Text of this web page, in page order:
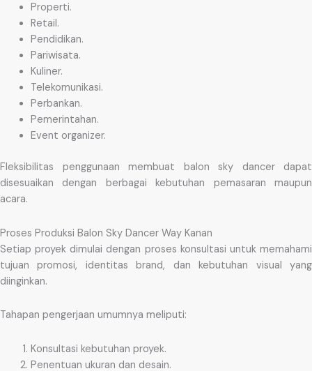
Properti.
Retail.
Pendidikan.
Pariwisata.
Kuliner.
Telekomunikasi.
Perbankan.
Pemerintahan.
Event organizer.
Fleksibilitas penggunaan membuat balon sky dancer dapat
disesuaikan dengan berbagai kebutuhan pemasaran maupun
acara.
Proses Produksi Balon Sky Dancer Way Kanan
Setiap proyek dimulai dengan proses konsultasi untuk memahami
tujuan promosi, identitas brand, dan kebutuhan visual yang
diinginkan.
Tahapan pengerjaan umumnya meliputi:
Konsultasi kebutuhan proyek.
Penentuan ukuran dan desain.